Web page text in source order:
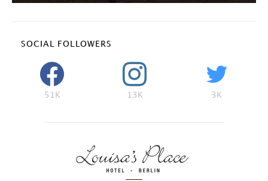
SOCIAL FOLLOWERS
51K 13K 3K